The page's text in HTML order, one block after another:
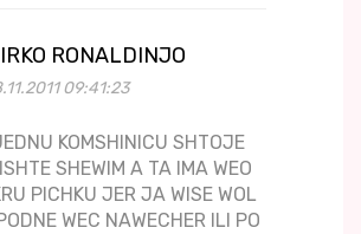
RONALDINJO
09:41:23
KOMSHINICU SHTOJE
SHEWIM A TA IMA WEO
PICHKU JER JA WISE WOL
WEC NAWECHER ILI PO